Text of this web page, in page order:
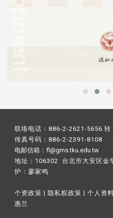
联络电话：886-2-2621-5656 转
传真号码：886-2-2391-8108
电邮信箱：fl@gms.tku.edu.tw
地址：106302 台北市大安区金
护： 廖家鸣​
个资政策 | 隐私权政策 | 个人资
惠兰